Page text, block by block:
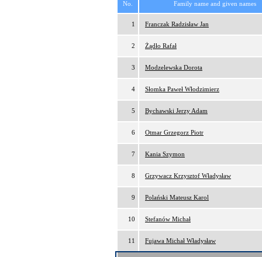
No. Family name and given names
1 Franczak Radzisław Jan
2 Żądło Rafał
3 Modzelewska Dorota
4 Słomka Paweł Włodzimierz
5 Bychawski Jerzy Adam
6 Otmar Grzegorz Piotr
7 Kania Szymon
8 Grzywacz Krzysztof Władysław
9 Polański Mateusz Karol
10 Stefanów Michał
11 Fujawa Michał Władysław